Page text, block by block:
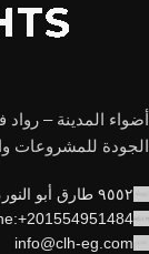
أضواء المدينة – رواد
الجودة للمشروعات
٩٥٥٢ طارق أبو النور، المقطم، محافظة القاهرة
info@clh-eg.com